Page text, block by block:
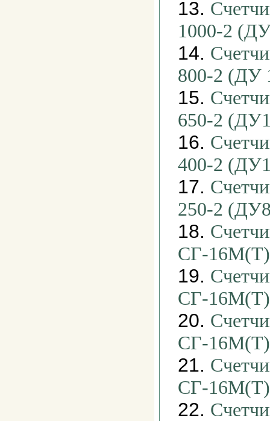
13.
1000-2
14.
800-2 (ДУ
15.
650-2
16.
400-2
17.
250-2
18.
СГ-
19.
СГ-
20.
СГ-
21.
СГ-
22.